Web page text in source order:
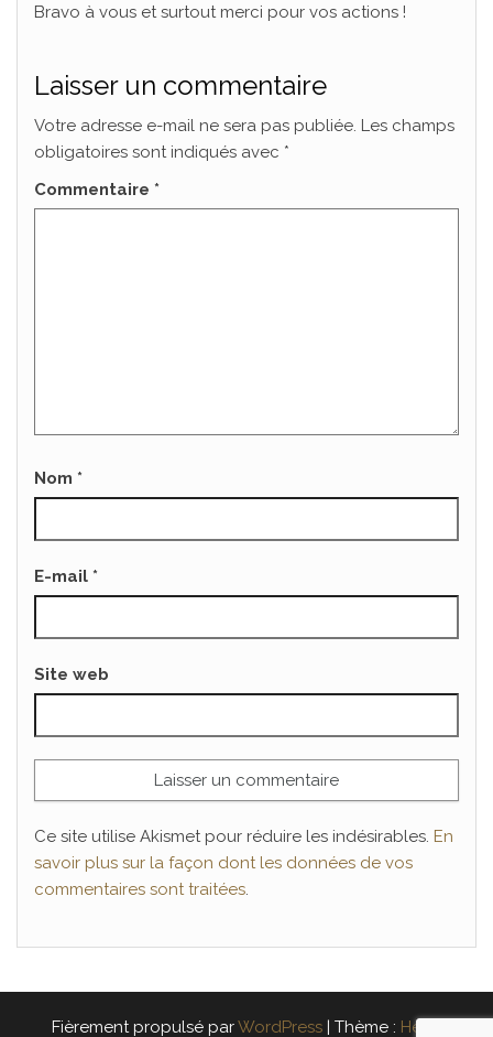
Bravo à vous et surtout merci pour vos actions !
Laisser un commentaire
Votre adresse e-mail ne sera pas publiée. Les champs
obligatoires sont indiqués avec *
Commentaire *
Nom *
E-mail *
Site web
Ce site utilise Akismet pour réduire les indésirables. En
savoir plus sur la façon dont les données de vos
commentaires sont traitées.
Fièrement propulsé parWordPress | Thème : Head